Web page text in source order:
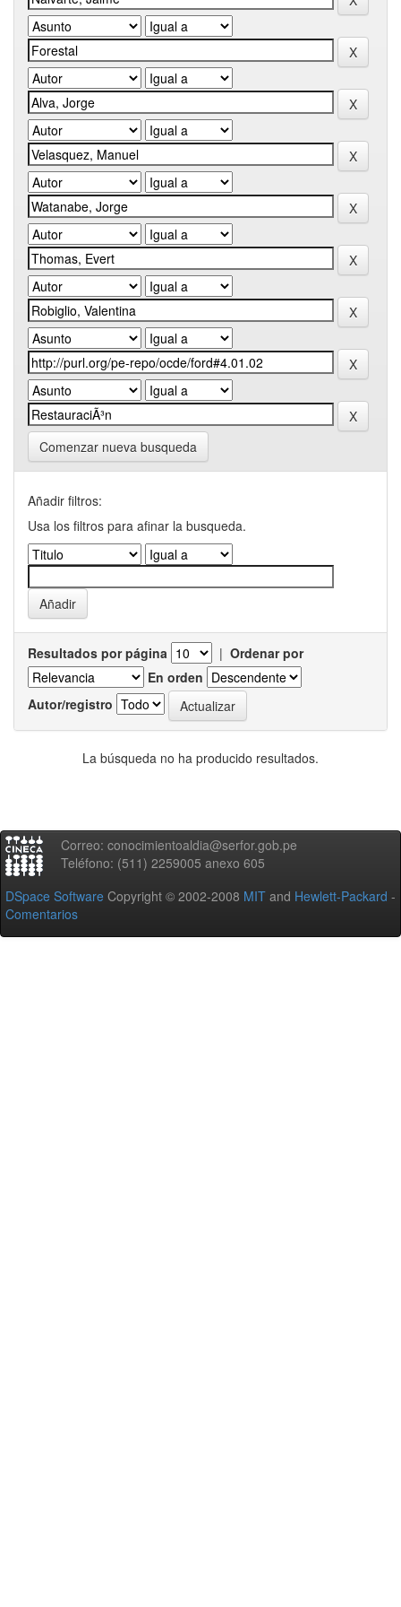
Comenzar nueva busqueda
Añadir filtros:
Usa los filtros para afinar la busqueda.
Resultados por página | Ordenar por
En orden
Autor/registro
La búsqueda no ha producido resultados.
Correo: conocimientoaldia@serfor.gob.pe
Teléfono: (511) 2259005 anexo 605
DSpace Software Copyright © 2002-2008 MIT and Hewlett-Packard -
Comentarios